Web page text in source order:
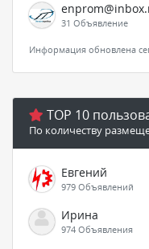
31 Объявление
Информация обновлена
TOP 10
По количеству
Евгений
979 Объявлений
Ирина
974 Объявления